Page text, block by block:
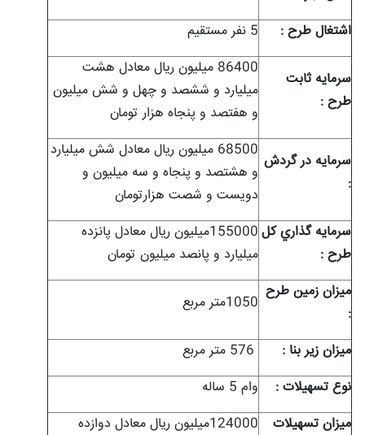
اشتغال طرح :
5 نفر مستقیم
سرمايه ثابت
طرح :
86400 میلیون ریال معادل هشت
میلیارد و ششصد و چهل و شش میلیون
و هفتصد و پنجاه هزار تومان
سرمايه در گردش
:
68500 میلیون ریال معادل شش میلیارد
و هشتصد و پنجاه و سه میلیون و
دویست و شصت هزارتومان
سرمايه گذاري کل
طرح :
155000میلیون ریال معادل پانزده
میلیارد و پانصد میلیون تومان
ميزان زمين طرح
:
1050متر مربع
ميزان زیر بنا :
نوع تسهيلات :
وام 5 ساله
ميزان تسهيلات
124000میلیون ریال معادل دوازده